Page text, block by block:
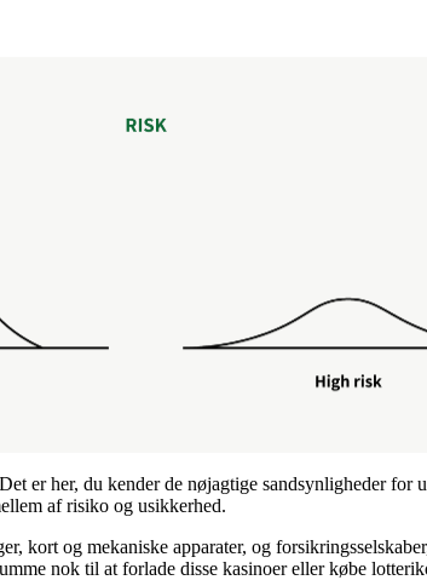
er her, du kender de nøjagtige sandsynligheder
af ​​risiko og ​​usikkerhed.
kort og mekaniske apparater, og
nok til at forlade disse kasinoer eller købe